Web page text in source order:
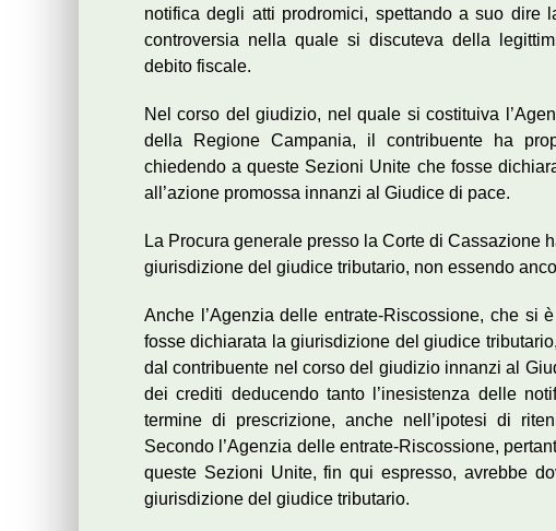
notifica degli atti prodromici, spettando a suo dire
controversia nella quale si discuteva della
debito fiscale.
Nel corso del giudizio, nel quale si costituiva
della Regione Campania, il contribuente ha
chiedendo a queste Sezioni Unite che fosse
all’azione promossa innanzi al Giudice di pace.
La Procura generale presso la Corte di Cassazione
giurisdizione del giudice tributario, non essendo
Anche l’Agenzia delle entrate-Riscossione, che si
fosse dichiarata la giurisdizione del giudice
dal contribuente nel corso del giudizio innanzi al
dei crediti deducendo tanto l’inesistenza delle
termine di prescrizione, anche nell’ipotesi di
Secondo l’Agenzia delle entrate-Riscossione,
queste Sezioni Unite, fin qui espresso, avrebbe
giurisdizione del giudice tributario.